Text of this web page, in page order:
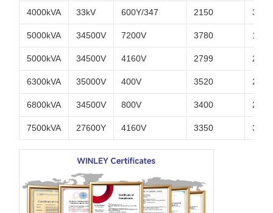
4000kVA 33kV 600Y/347 2150 3250
5000kVA 34500V 7200V 3780 1850
5000kVA 34500V 4160V 2799 2400
6300kVA 35000V 400V 3520 2820
6800kVA 34500V 800V 3400 2670
7500kVA 27600Y 4160V 3350 3290